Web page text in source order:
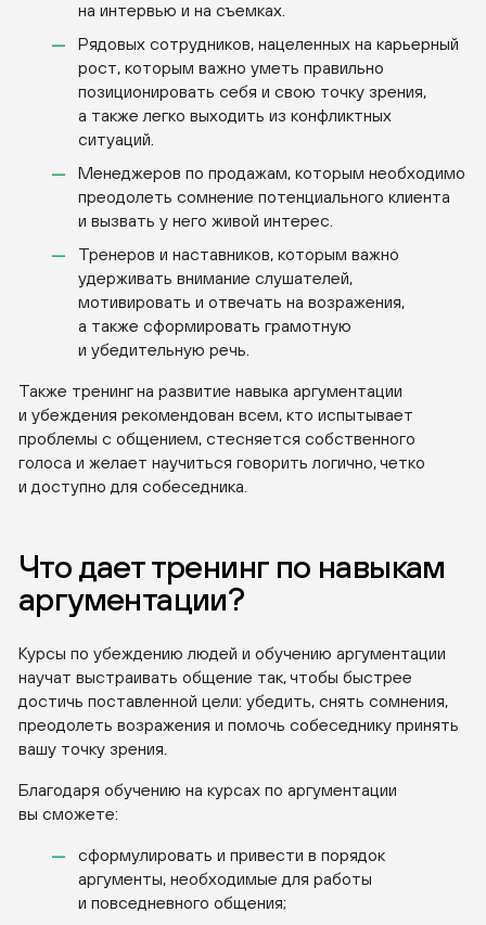
на интервью и на съемках.
Рядовых сотрудников, нацеленных на карьерный
рост, которым важно уметь правильно
позиционировать себя и свою точку зрения,
а также легко выходить из конфликтных
ситуаций.
Менеджеров по продажам, которым необходимо
преодолеть сомнение потенциального клиента
и вызвать у него живой интерес.
Тренеров и наставников, которым важно
удерживать внимание слушателей,
мотивировать и отвечать на возражения,
а также сформировать грамотную
и убедительную речь.
Также тренинг на развитие навыка аргументации
и убеждения рекомендован всем, кто испытывает
проблемы с общением, стесняется собственного
голоса и желает научиться говорить логично, четко
и доступно для собеседника.
Что дает тренинг по навыкам
аргументации?
Курсы по убеждению людей и обучению аргументации
научат выстраивать общение так, чтобы быстрее
достичь поставленной цели: убедить, снять сомнения,
преодолеть возражения и помочь собеседнику принять
вашу точку зрения.
Благодаря обучению на курсах по аргументации
вы сможете:
сформулировать и привести в порядок
аргументы, необходимые для работы
и повседневного общения;